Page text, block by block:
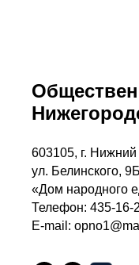
603105, г.
ул. Белинского, 9Б
«Дом народного
Телефон: 435-16-
E-mail: